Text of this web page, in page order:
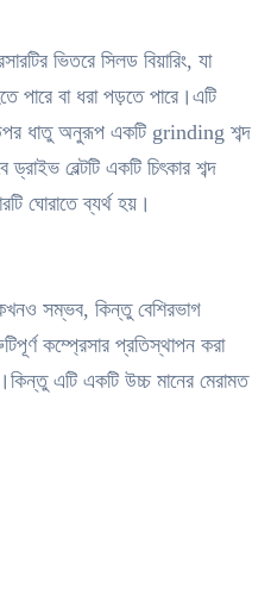
ভিতরে সিলড বিয়ারিং, যা
পারে বা ধরা পড়তে পারে।এটি
উপর ধাতু অনুরূপ একটি grinding শব্দ
বেল্টটি একটি চিৎকার শব্দ
ঘোরাতে ব্যর্থ হয়।
সম্ভব, কিন্তু বেশিরভাগ
কম্প্রেসার প্রতিস্থাপন করা
এটি একটি উচ্চ মানের মেরামত